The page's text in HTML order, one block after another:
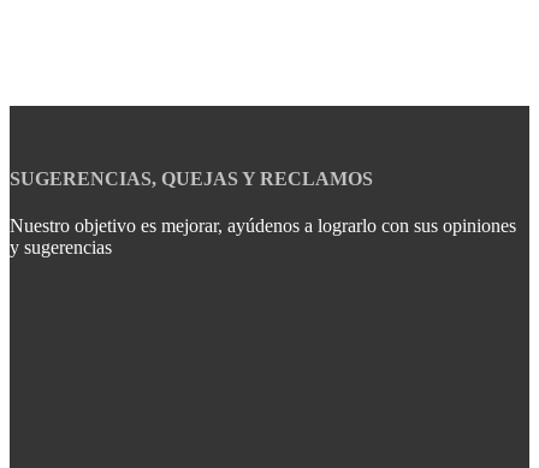
SUGERENCIAS, QUEJAS Y RECLAMOS
Nuestro objetivo es mejorar, ayúdenos a lograrlo con sus opiniones
y sugerencias